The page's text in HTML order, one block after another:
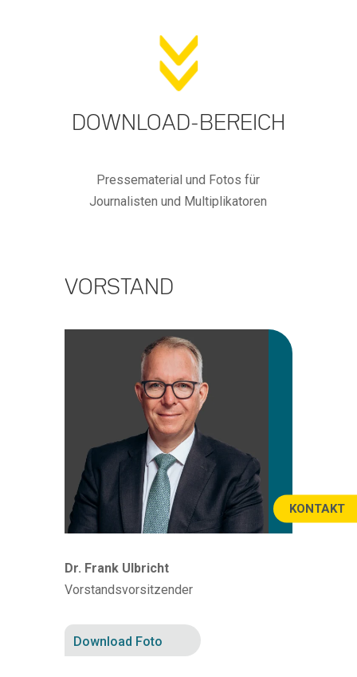
DOWNLOAD-BEREICH
Pressematerial und Fotos für
Journalisten und Multiplikatoren
VORSTAND
Dr. Frank Ulbricht
Vorstandsvorsitzender
Download Foto
KONTAKT